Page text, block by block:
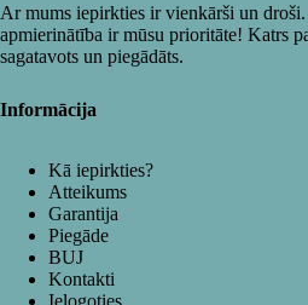
Ar mums iepirkties ir vienkārši un
apmierinātība ir mūsu prioritāte! Katrs
sagatavots un piegādāts.
Informācija
Kā iepirkties?
Atteikums
Garantija
Piegāde
BUJ
Kontakti
Ielogoties